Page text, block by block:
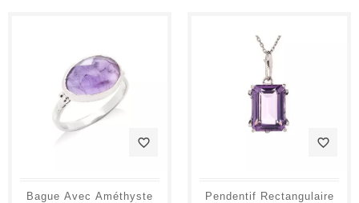
favorite_border
Bague Avec Améthyste
favorite_border
Pendentif Rectangulaire